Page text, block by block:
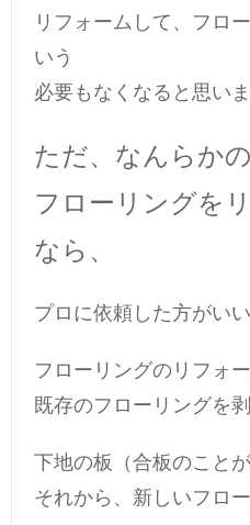
リフォームして、フロ
いう
必要もなくなると思いま
ただ、なんらか
フローリングを
なら、
プロに依頼した方がい
フローリングのリフォー
既存のフローリングを剥
下地の板（合板のこと
それから、新しいフロ